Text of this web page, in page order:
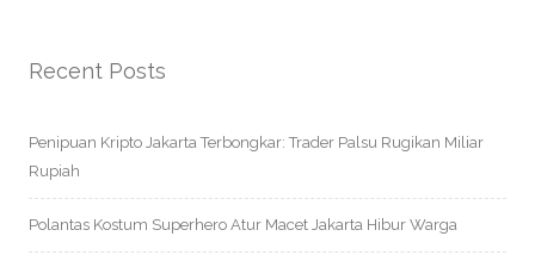
Recent Posts
Penipuan Kripto Jakarta Terbongkar: Trader Palsu Rugikan Miliar
Rupiah
Polantas Kostum Superhero Atur Macet Jakarta Hibur Warga